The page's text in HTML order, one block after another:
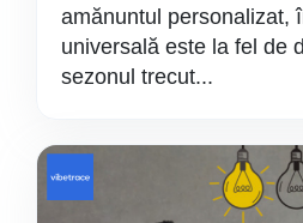
amănuntul personalizat,
universală este la fel de
sezonul trecut...